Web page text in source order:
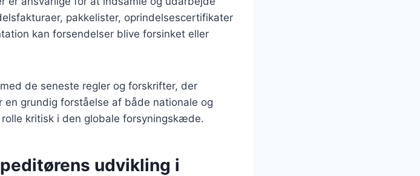
pakkelister, oprindelsescertifikater
kan forsendelser blive forsinket eller
de seneste regler og forskrifter, der
grundig forståelse af både nationale og
kritisk i den globale forsyningskæde.
udvikling i